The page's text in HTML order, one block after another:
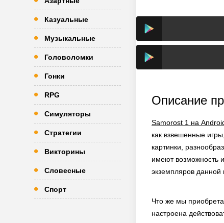
Казуальные
Музыкальные
Головоломки
Гонки
RPG
Симуляторы
Стратегии
Викторины
Словесные
Спорт
Описание
Samorost 1 на
как взвешенные
картинки,
имеют возможность
экземпляров данной
Что же мы
настроена